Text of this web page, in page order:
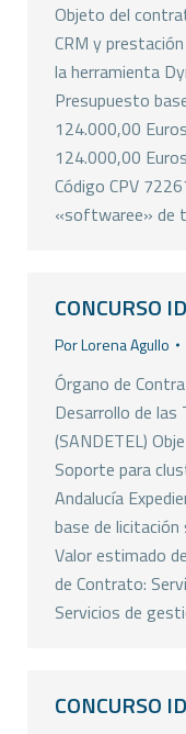
Objeto del
CRM y
la herramienta
Presupuesto
124.000,00
124.000,00
Código CPV
«softwaree» de
CONCURSO
PorLorena Agullo
Órgano de
Desarrollo de las
(SANDETEL)
Soporte para
Andalucía
base de
Valor estimado
de Contrato:
Servicios de
CONCURSO